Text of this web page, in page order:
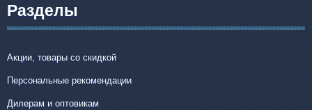
Разделы
Акции, товары со скидкой
Персональные рекомендации
Дилерам и оптовикам